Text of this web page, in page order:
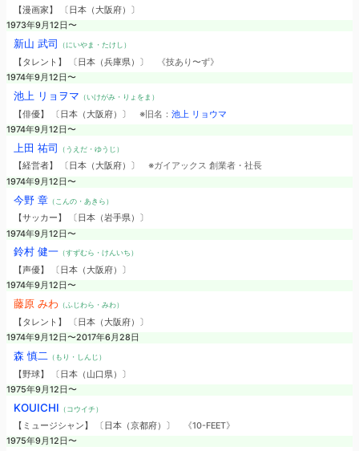
【漫画家】 〔日本（大阪府）〕
1973年9月12日〜
新山 武司 （にいやま・たけし）
【タレント】 〔日本（兵庫県）〕
《技あり〜ず》
1974年9月12日〜
池上 リョヲマ （いけがみ・りょをま）
【俳優】 〔日本（大阪府）〕 ※旧名： 池上 リョウマ
1974年9月12日〜
上田 祐司 （うえだ・ゆうじ）
【経営者】 〔日本（大阪府）〕 ※ガイアックス 創業者・社長
1974年9月12日〜
今野 章（こんの・あきら）
【サッカー】 〔日本（岩手県）〕
1974年9月12日〜
鈴村 健一（すずむら・けんいち）
【声優】 〔日本（大阪府）〕
1974年9月12日〜
藤原 みわ（ふじわら・みわ）
【タレント】 〔日本（大阪府）〕
1974年9月12日〜2017年6月28日
森 慎二 （もり・しんじ）
【野球】 〔日本（山口県）〕
1975年9月12日〜
KOUICHI （コウイチ）
【ミュージシャン】 〔日本（京都府）〕
《10-FEET》
1975年9月12日〜